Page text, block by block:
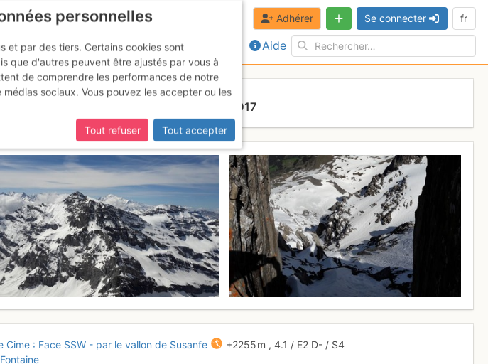
Aide
Adhérer Se connecter fr
: Face SSW Mercredi 24 mai 2017
Cime : Face SSW - par le vallon de Susanfe +2255 m ,4.1 / E2 D- / S4
personnelles
et par des tiers. Certains cookies sont
que d'autres peuvent être ajustés par vous à
de comprendre les performances de notre
sociaux. Vous pouvez les accepter ou les
Tout refuser
Tout accepter